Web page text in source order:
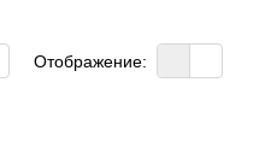
Отображение: